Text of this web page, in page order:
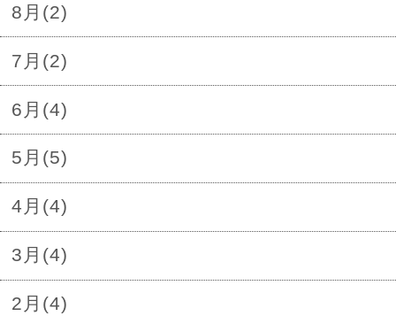
8月(2)
7月(2)
6月(4)
5月(5)
4月(4)
3月(4)
2月(4)